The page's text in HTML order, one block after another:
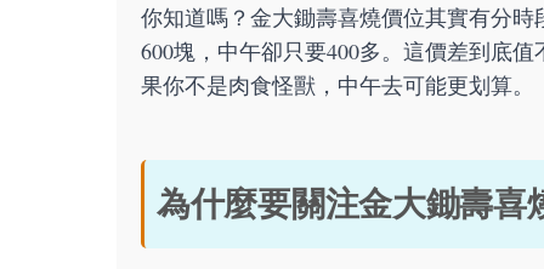
你知道嗎？金大鋤壽喜燒價位其實有分
600塊，中午卻只要400多。這價差到底
果你不是肉食怪獸，中午去可能更划算。
為什麼要關注金大鋤壽喜